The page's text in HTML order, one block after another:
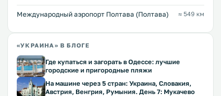
Международный аэропорт Полтава (Полтава) ≈ 549 км
«УКРАИНА» В БЛОГЕ
Где купаться и загорать в Одессе: лучшие
городские и пригородные пляжи
На машине через 5 стран: Украина, Словакия,
Австрия, Венгрия, Румыния. День 7: Мукачево